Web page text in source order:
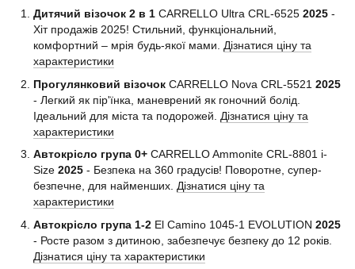
Дитячий візочок 2 в 1 CARRELLO Ultra CRL-6525 2025 -
Хіт продажів 2025! Стильний, функціональний,
комфортний – мрія будь-якої мами. Дізнатися ціну та
характеристики
Прогулянковий візочок CARRELLO Nova CRL-5521 2025
- Легкий як пір'їнка, маневрений як гоночний болід.
Ідеальний для міста та подорожей. Дізнатися ціну та
характеристики
Автокрісло група 0+ CARRELLO Ammonite CRL-8801 i-
Size 2025 - Безпека на 360 градусів! Поворотне, супер-
безпечне, для найменших. Дізнатися ціну та
характеристики
Автокрісло група 1-2 El Camino 1045-1 EVOLUTION 2025
- Росте разом з дитиною, забезпечує безпеку до 12 років.
Дізнатися ціну та характеристики